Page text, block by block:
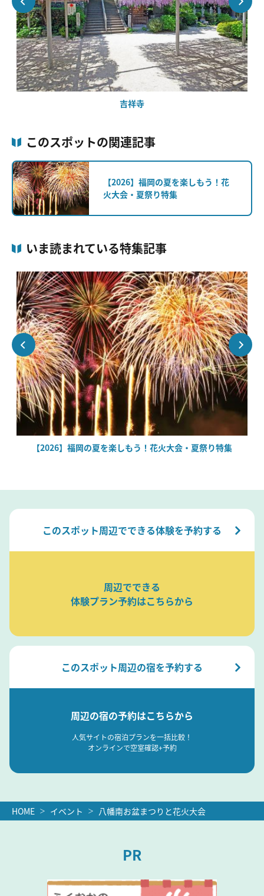
吉祥寺
このスポットの関連記事
【2026】福岡の夏を楽しもう！花
火大会・夏祭り特集
いま読まれている特集記事
【2026】福岡の夏を楽しもう！花火大会・夏祭り特集
このスポット周辺でできる体験を予約する
周辺でできる
体験プラン予約はこちらから
このスポット周辺の宿を予約する
周辺の宿の予約はこちらから
人気サイトの宿泊プランを一括比較！
オンラインで空室確認+予約
HOME イベント 八幡南お盆まつりと花火大会
PR